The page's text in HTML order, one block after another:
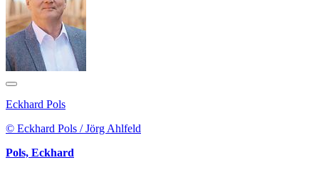
Eckhard Pols
© Eckhard Pols / Jörg Ahlfeld
Pols, Eckhard